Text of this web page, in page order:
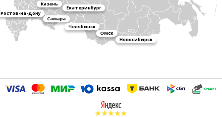
Казань
Екатеринбург
Ростов-на-Дону
Самара
Челябинск
Омск
Новосибирск